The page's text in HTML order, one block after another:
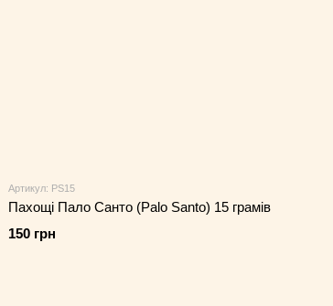
Артикул: PS15
Пахощі Пало Санто (Palo Santo) 15 грамів
150 грн